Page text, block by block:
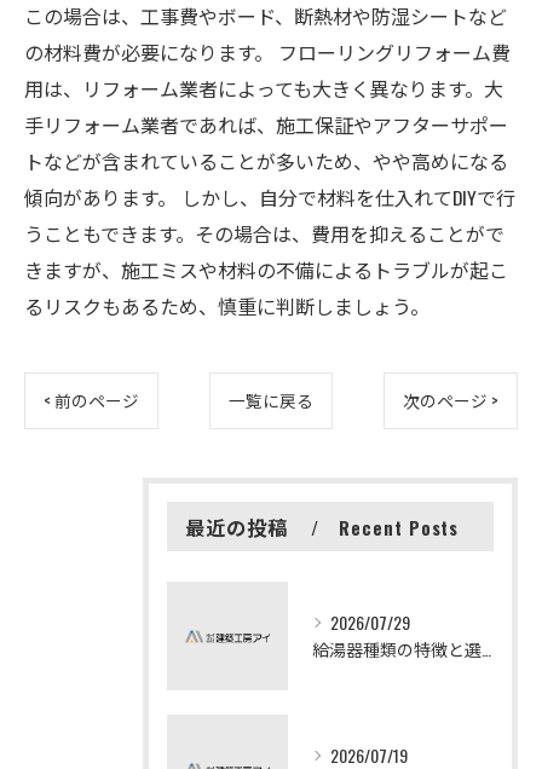
この場合は、工事費やボード、断熱材や防湿シートなど
の材料費が必要になります。 フローリングリフォーム費
用は、リフォーム業者によっても大きく異なります。大
手リフォーム業者であれば、施工保証やアフターサポー
トなどが含まれていることが多いため、やや高めになる
傾向があります。 しかし、自分で材料を仕入れてDIYで行
うこともできます。その場合は、費用を抑えることがで
きますが、施工ミスや材料の不備によるトラブルが起こ
るリスクもあるため、慎重に判断しましょう。
< 前のページ 一覧に戻る 次のページ >
最近の投稿 Recent Posts
2026/07/29
2026/07/19